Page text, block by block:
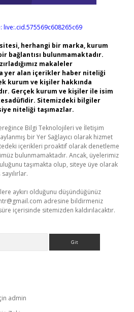
live:.cid.575569c608265c69
herhangi bir marka, kurum
bağlantısı bulunmamaktadır.
makaleler
yer alan içerikler haber niteliği
kurum ve kişiler hakkında
Gerçek kurum ve kişiler ile isim
Sitemizdeki bilgiler
niteliği taşımazlar.
Bilgi Teknolojileri ve İletişim
bir Yer Sağlayıcı olarak hizmet
içerikleri proaktif olarak denetleme
bulunmamaktadır. Ancak, üyelerimiz
taşımakta olup, siteye üye olarak
aykırı olduğunu düşündüğünüz
adresine bildirmeniz
içerisinde sitemizden kaldırılacaktır.
admin